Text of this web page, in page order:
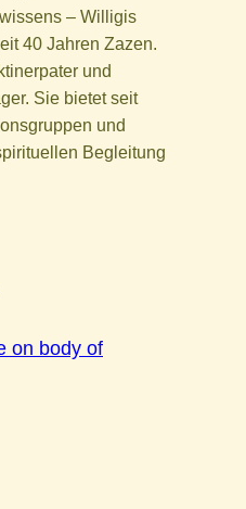
– Willigis
40 Jahren Zazen.
und
Sie bietet seit
und
Begleitung